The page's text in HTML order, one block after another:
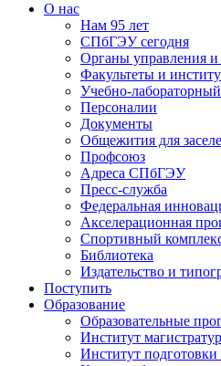
О нас
Нам 95 лет
СПбГЭУ сегодня
Органы управления и
Факультеты и
Учебно-
Персоналии
Документы
Общежития для
Профсоюз
Адреса СПбГЭУ
Пресс-служба
Федеральная
Акселерационная
Спортивный
Библиотека
Издательство и
Поступить
Образование
Образовательные
Институт
Институт подготовки